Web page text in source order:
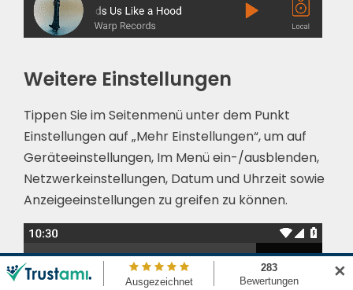
Weitere Einstellungen
Tippen Sie im Seitenmenü unter dem Punkt
Einstellungen auf „Mehr Einstellungen“, um auf
Geräteeinstellungen, Im Menü ein-/ausblenden,
Netzwerkeinstellungen, Datum und Uhrzeit sowie
Anzeigeeinstellungen zu greifen zu können.
✕